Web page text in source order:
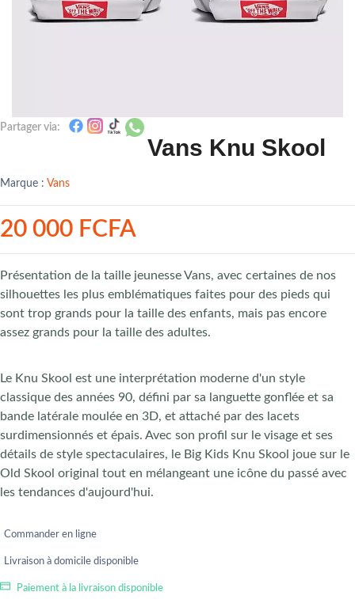
Partager via:
Vans Knu Skool
Marque : Vans
20 000 FCFA
Présentation de la taille jeunesse Vans, avec certaines de nos
silhouettes les plus emblématiques faites pour des pieds qui
sont trop grands pour la taille des enfants, mais pas encore
assez grands pour la taille des adultes.
Le Knu Skool est une interprétation moderne d'un style
classique des années 90, défini par sa languette gonflée et sa
bande latérale moulée en 3D, et attaché par des lacets
surdimensionnés et épais. Avec son profil sur le visage et ses
détails de style spectaculaires, le Big Kids Knu Skool joue sur le
Old Skool original tout en mélangeant une icône du passé avec
les tendances d'aujourd'hui.
Commander en ligne
Livraison à domicile disponible
Paiement à la livraison disponible